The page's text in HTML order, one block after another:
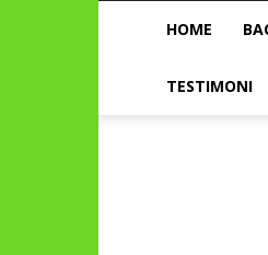
HOME
TESTIMONI